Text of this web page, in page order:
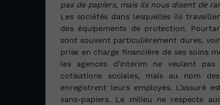
pas de papiers, mais ils nous disent de
Les sociétés dans lesquelles ils
des équipements de protection.
sont souvent particulièrement dures,
prise en charge financière de ses soins
les agences d’intérim ne veulent
cotisations sociales, mais au nom
enregistrent leurs employés. L’assuré
sans-papiers. Le milieu ne respecte